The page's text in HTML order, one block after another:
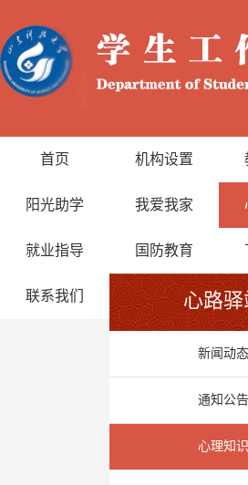
首页 机构设置
阳光助学 我爱我家
就业指导 国防教育
联系我们 心路驿
新闻动态
通知公告
心理知识